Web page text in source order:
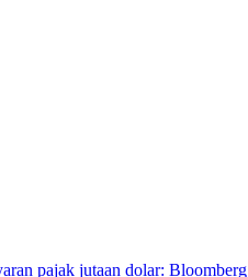
pajak jutaan dolar: Bloomberg